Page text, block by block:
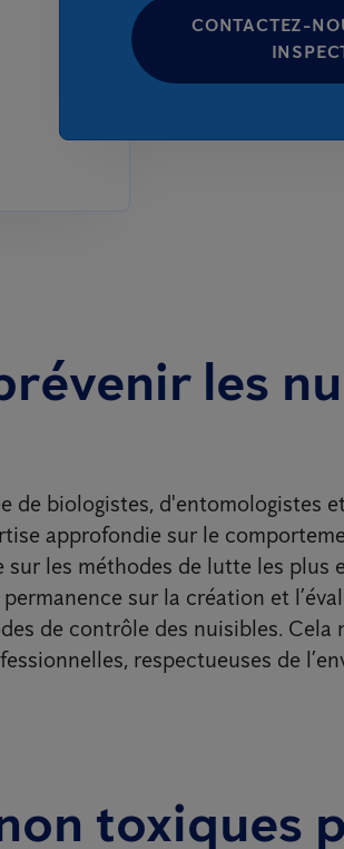
CONTACTEZ-
les
de biologistes, d'entomologistes
approfondie sur le
les méthodes de lutte les plus
sur la création et
de contrôle des nuisibles. Cela
respectueuses de
toxiques